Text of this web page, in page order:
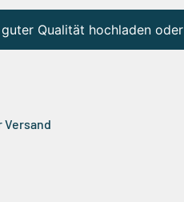
Qualität hochladen oder
Versand